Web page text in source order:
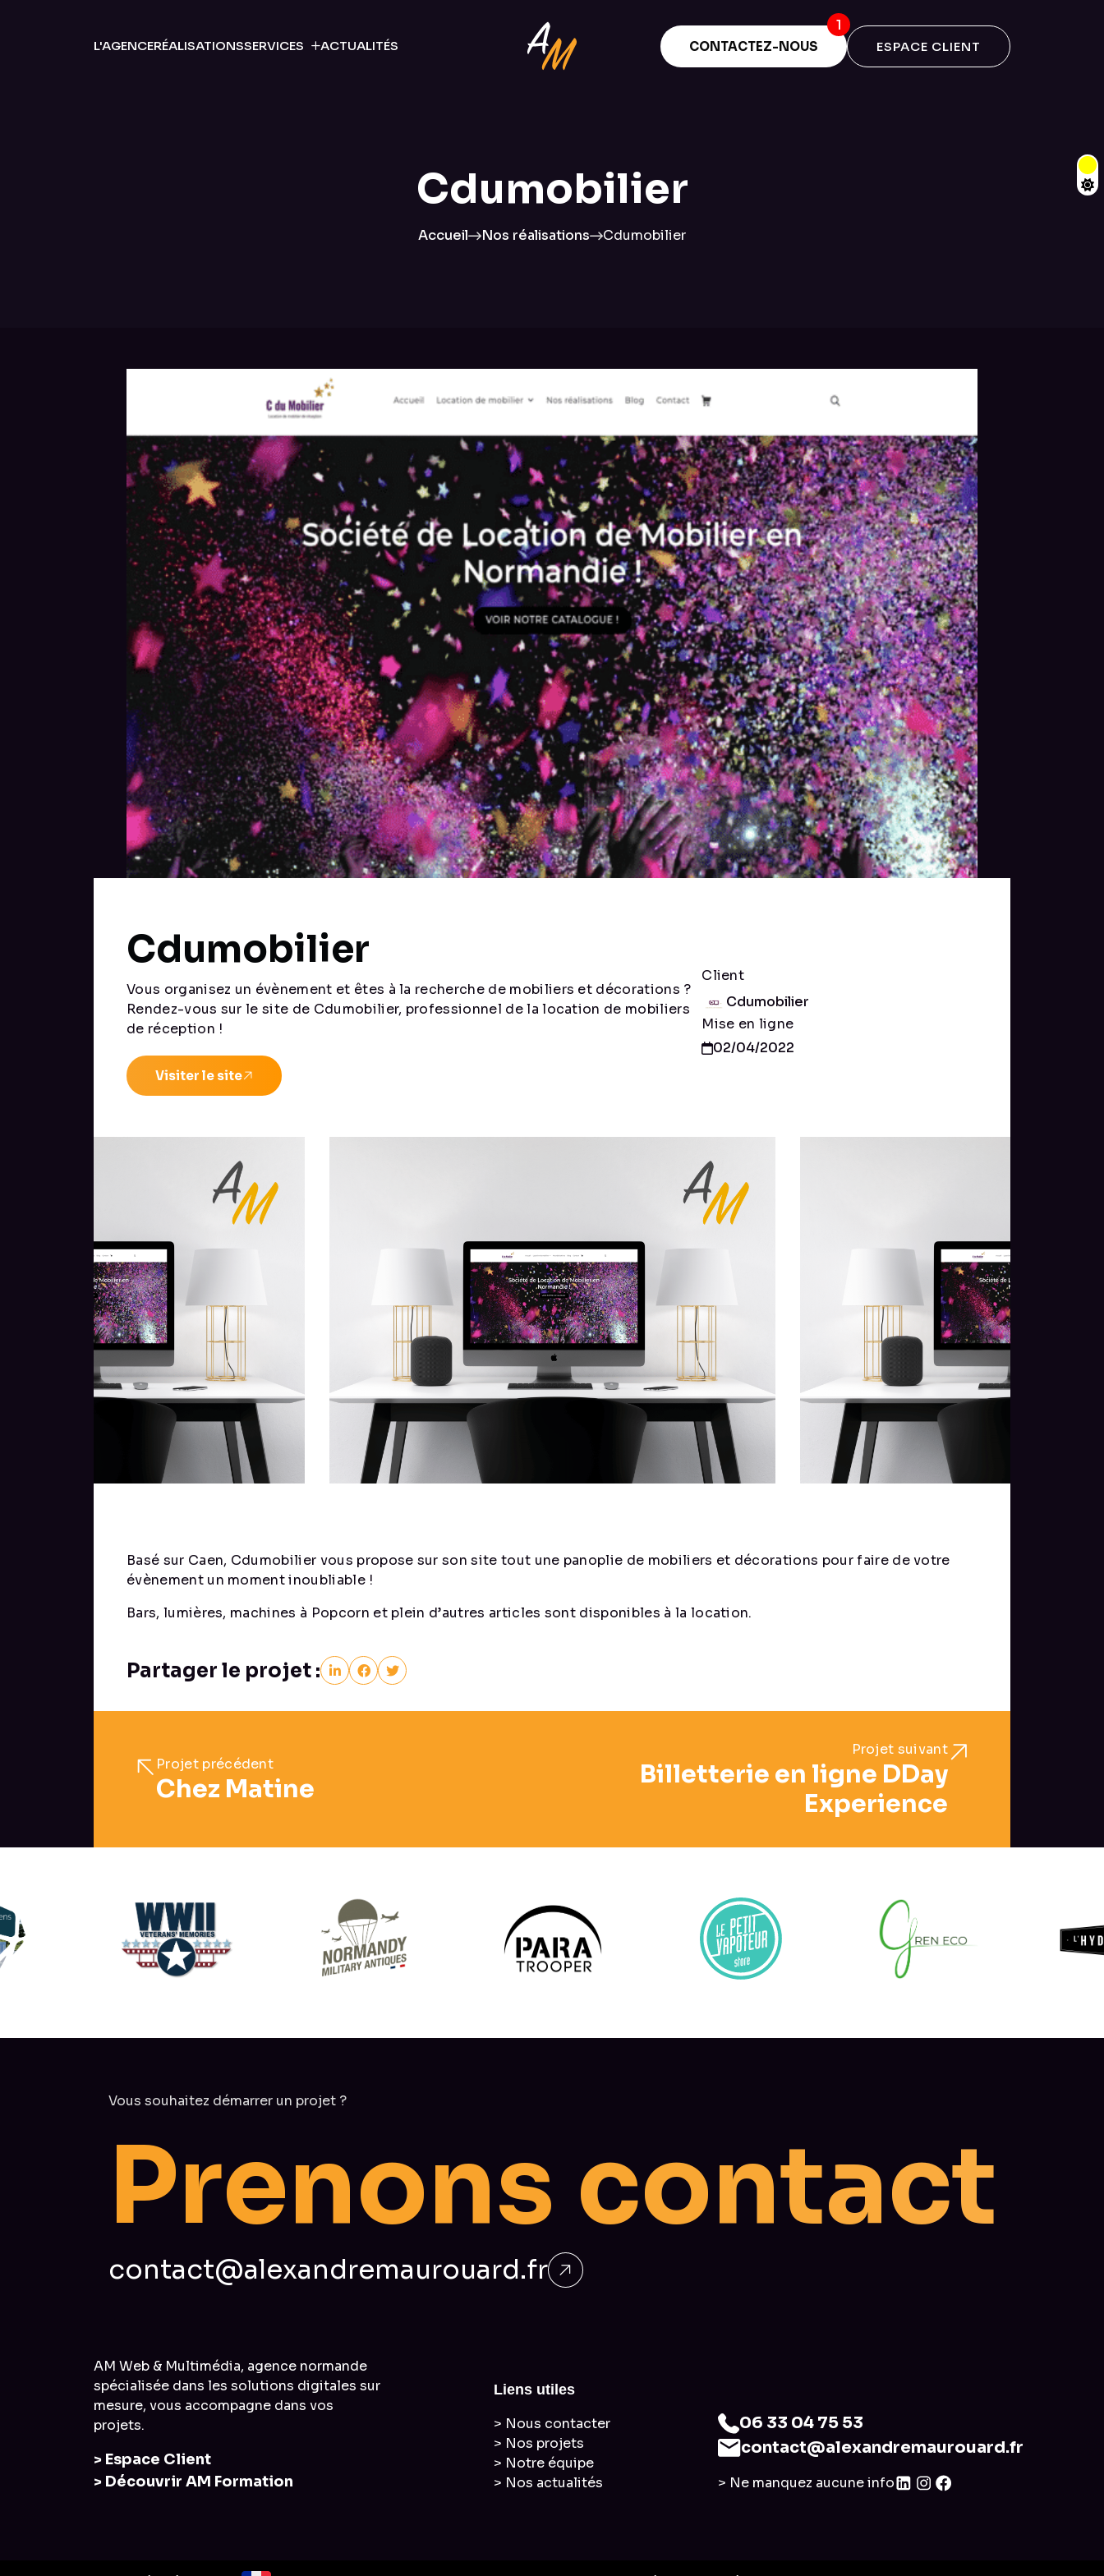
L'AGENCERÉALISATIONSSERVICES ACTUALITÉS CONTACTEZ-NOUS ESPACE CLIENT
Cdumobilier
Accueil Nos réalisations Cdumobilier
Cdumobilier
Vous organisez un évènement et êtes à la recherche de mobiliers et décorations ?
Rendez-vous sur le site de Cdumobilier, professionnel de la location de mobiliers
de réception !
Visiter le site
Client
Cdumobilier
Mise en ligne
02/04/2022
Basé sur Caen, Cdumobilier vous propose sur son site tout une panoplie de mobiliers et décorations pour faire de votre
évènement un moment inoubliable !
Bars, lumières, machines à Popcorn et plein d’autres articles sont disponibles à la location.
Partager le projet :
Projet précédent
Chez Matine
Projet suivant
Billetterie en ligne DDay
Experience
Vous souhaitez démarrer un projet ?
Prenons contact
contact@alexandremaurouard.fr
AM Web & Multimédia, agence normande
spécialisée dans les solutions digitales sur
mesure, vous accompagne dans vos
projets.
> Espace Client
> Découvrir AM Formation
Liens utiles
> Nous contacter
> Nos projets
> Notre équipe
> Nos actualités
06 33 04 75 53
contact@alexandremaurouard.fr
> Ne manquez aucune info